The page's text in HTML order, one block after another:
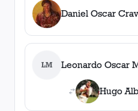
Daniel Oscar
LM Leonardo Oscar
Hugo